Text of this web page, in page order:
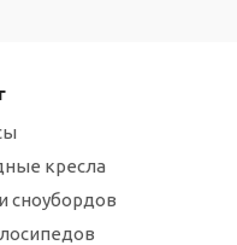
кресла
сноубордов